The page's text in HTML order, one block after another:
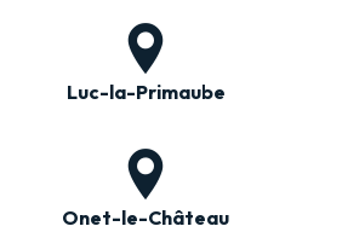
Luc-la-Primaube
Onet-le-Château